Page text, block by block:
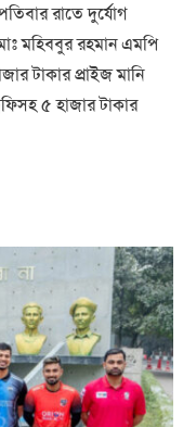
রাতে দুর্যোগ
মোঃ মহিববুর রহমান এমপি
টাকার প্রাইজ মানি
৫ হাজার টাকার